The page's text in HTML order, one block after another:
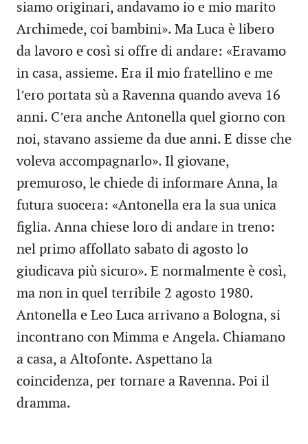
siamo originari, andavamo io e mio marito
Archimede, coi bambini». Ma Luca è libero
da lavoro e così si offre di andare: «Eravamo
in casa, assieme. Era il mio fratellino e me
l’ero portata sù a Ravenna quando aveva 16
anni. C’era anche Antonella quel giorno con
noi, stavano assieme da due anni. E disse che
voleva accompagnarlo». Il giovane,
premuroso, le chiede di informare Anna, la
futura suocera: «Antonella era la sua unica
figlia. Anna chiese loro di andare in treno:
nel primo affollato sabato di agosto lo
giudicava più sicuro». E normalmente è così,
ma non in quel terribile 2 agosto 1980.
Antonella e Leo Luca arrivano a Bologna, si
incontrano con Mimma e Angela. Chiamano
a casa, a Altofonte. Aspettano la
coincidenza, per tornare a Ravenna. Poi il
dramma.